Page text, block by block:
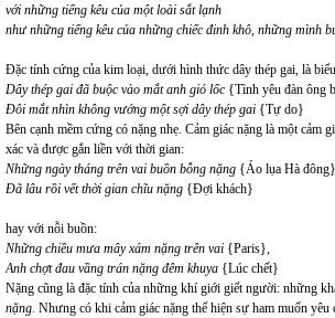
với những tiếng kêu của một loài sắt lạnh
như những tiếng kêu của những chiếc đinh khô, những mình
Đặc tính cứng của kim loại, dưới hình thức dây thép gai, là
Dây thép gai đã buộc vào mắt anh gió lốc{Tình yêu đàn ông
Đôi mắt nhìn không vướng một sợi dây thép gai {Tự do}
Bên cạnh mềm cứng có nặng nhẹ. Cảm giác nặng là một cảm
xác và được gắn liền với thời gian:
Những ngày tháng trên vai buồn bỗng nặng {Áo lụa Hà đông}
Đã lâu rồi vết thời gian chĩu nặng {Đợi khách}
hay với nỗi buồn:
Những chiều mưa mây xám nặng trên vai {Paris},
Anh chợt đau vầng trán nặng đêm khuya {Lúc chết}
Nặng cũng là đặc tính của những khí giới giết người: những
nặng. Nhưng có khi cảm giác nặng thể hiện sự ham muốn yêu